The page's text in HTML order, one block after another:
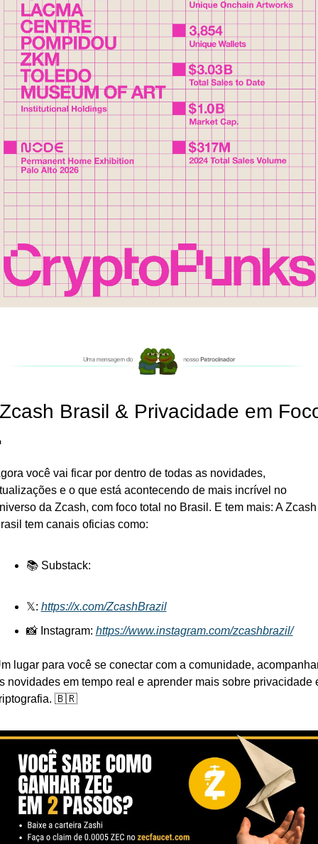
Brasil & Privacidade em
você vai ficar por dentro de todas as novidades,
e o que está acontecendo de mais incrível no
da Zcash, com foco total no Brasil. E tem mais: A Zcash
tem canais oficias como:
📚 Substack:
𝕏: https://x.com/ZcashBrazil
📸 Instagram: https://www.instagram.com/zcashbrazil/
lugar para você se conectar com a comunidade,
novidades em tempo real e aprender mais sobre privacidade
🇧🇷